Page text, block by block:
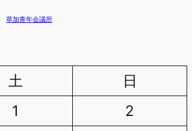
草加青年会議所
土
日
1
2